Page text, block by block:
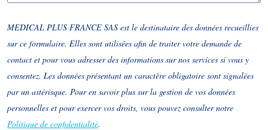
MEDICAL PLUS FRANCE SAS est le destinataire des données recueillies
sur ce formulaire. Elles sont utilisées afin de traiter votre demande de
contact et pour vous adresser des informations sur nos services si vous y
consentez. Les données présentant un caractère obligatoire sont signalées
par un astérisque. Pour en savoir plus sur la gestion de vos données
personnelles et pour exercer vos droits, vous pouvez consulter notre
Politique de confidentialité.